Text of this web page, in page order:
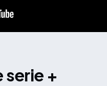
serie +